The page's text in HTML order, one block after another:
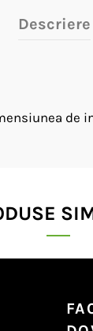
Descriere
de